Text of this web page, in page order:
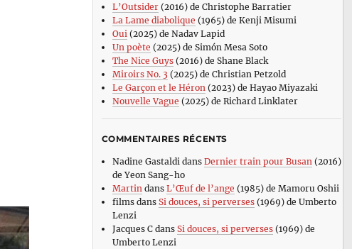
L’Outsider(2016) de Christophe Barratier
La Lame diabolique (1965) de Kenji Misumi
Oui (2025) de Nadav Lapid
Un poète (2025) de Simón Mesa Soto
The Nice Guys(2016) de Shane Black
Miroirs No. 3 (2025) de Christian Petzold
Le Garçon et le Héron (2023) de Hayao Miyazaki
Nouvelle Vague (2025) de Richard Linklater
COMMENTAIRES RÉCENTS
Nadine Gastaldidans Dernier train pour Busan(2016)
de Yeon Sang-ho
Martindans L’Œuf de l’ange (1985) de Mamoru Oshii
filmsdans Si douces, si perverses(1969) de Umberto
Lenzi
Jacques Cdans Si douces, si perverses(1969) de
Umberto Lenzi